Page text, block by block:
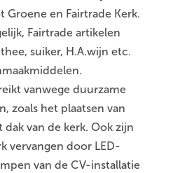
en Fairtrade Kerk.
Fairtrade artikelen
suiker, H.A.wijn etc.
vanwege duurzame
zoals het plaatsen van
van de kerk. Ook zijn
vervangen door LED-
van de CV-installatie